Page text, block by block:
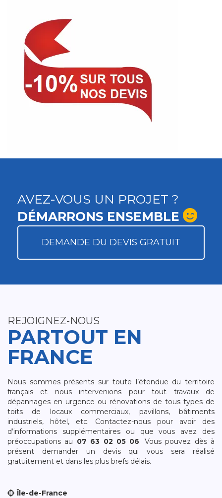
AVEZ-VOUS UN PROJET ?
DÉMARRONS ENSEMBLE
DEMANDE DU DEVIS GRATUIT
REJOIGNEZ-NOUS
PARTOUT EN
FRANCE
Nous sommes présents sur toute l’étendue du territoire
français et nous intervenions pour tout travaux de
dépannages en urgence ou rénovations de tous types de
toits de locaux commerciaux, pavillons, bâtiments
industriels, hôtel, etc. Contactez-nous pour avoir des
d’informations supplémentaires ou que vous avez des
préoccupations au 07 63 02 05 06. Vous pouvez dès à
présent demander un devis qui vous sera réalisé
gratuitement et dans les plus brefs délais.
Île-de-France